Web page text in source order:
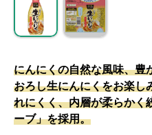
にんにくの自然な風味、豊
おろし生にんにくをお楽し
れにくく、内層が柔らかく
ーブ」を採用。